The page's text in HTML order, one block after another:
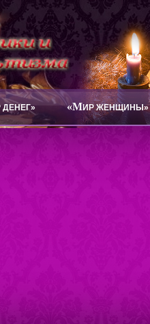
ДЕНЕГ» «МИР ЖЕНЩИНЫ»